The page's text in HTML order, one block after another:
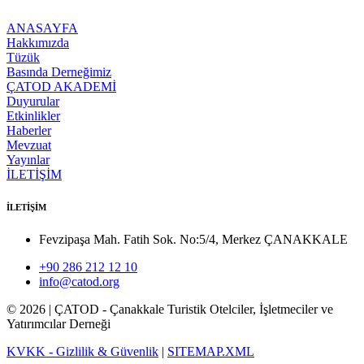
ANASAYFA
Hakkımızda
Tüzük
Basında Derneğimiz
ÇATOD AKADEMİ
Duyurular
Etkinlikler
Haberler
Mevzuat
Yayınlar
İLETİŞİM
İLETİŞİM
Fevzipaşa Mah. Fatih Sok. No:5/4, Merkez ÇANAKKALE
+90 286 212 12 10
info@catod.org
© 2026 | ÇATOD - Çanakkale Turistik Otelciler, İşletmeciler ve
Yatırımcılar Derneği
KVKK - Gizlilik & Güvenlik | SITEMAP.XML